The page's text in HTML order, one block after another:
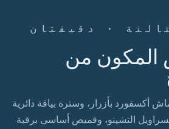
· دقيقتان
المكون من
أكسفورد بأزرار، وسترة بياقة دائرية
التشينو، وقميص أساسي برقبة